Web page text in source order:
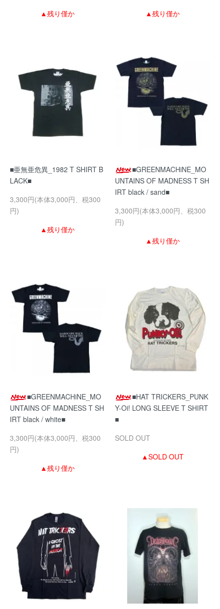
▲残り僅か
▲残り僅か
■亜無亜危異_1982 T SHIRT B
LACK■
3,300円(本体3,000円、税300
円)
▲残り僅か
■GREENMACHiNE_MO
UNTAINS OF MADNESS T SH
IRT black / sand■
3,300円(本体3,000円、税300
円)
▲残り僅か
■GREENMACHiNE_MO
UNTAINS OF MADNESS T SH
IRT black / white■
3,300円(本体3,000円、税300
円)
▲残り僅か
■HAT TRICKERS_PUNK
Y-Oi! LONG SLEEVE T SHIRT
■
SOLD OUT
▲SOLD OUT